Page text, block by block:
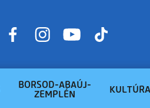
BORSOD-ABAÚJ-
ZEMPLÉN
KULTÚRA